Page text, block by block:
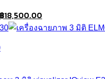
Original
19,000.00.
฿18,500.00Current
price